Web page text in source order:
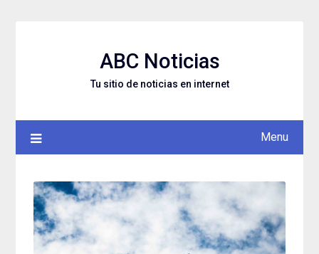
ABC Noticias
Tu sitio de noticias en internet
Menu